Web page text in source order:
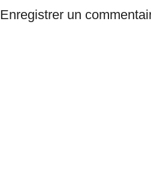
Enregistrer un